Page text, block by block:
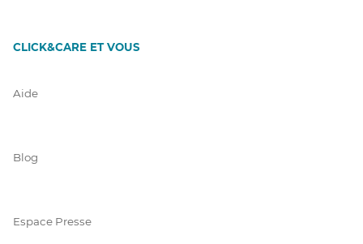
CLICK&CARE ET VOUS
Aide
Blog
Espace Presse